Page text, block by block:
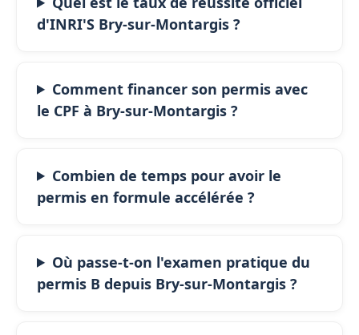
d'INRI'S Bry-sur-Montargis ?
Comment financer son permis avec
le CPF à Bry-sur-Montargis ?
Combien de temps pour avoir le
permis en formule accélérée ?
Où passe-t-on l'examen pratique du
permis B depuis Bry-sur-Montargis ?